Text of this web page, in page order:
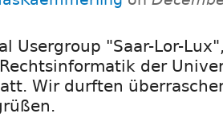
Usergroup "Saar-Lor-
der
Wir durften